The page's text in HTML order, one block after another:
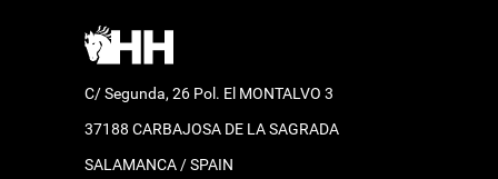
C/ Segunda, 26 Pol. El MONTALVO 3
37188 CARBAJOSA DE LA SAGRADA
SALAMANCA / SPAIN